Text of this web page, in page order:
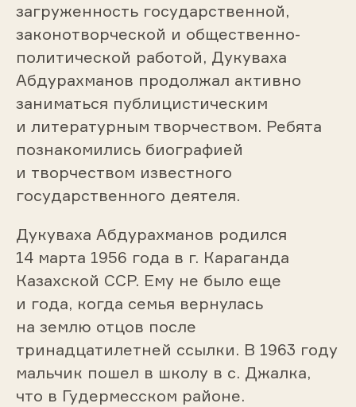
загруженность государственной,
законотворческой и общественно-
политической работой, Дукуваха
Абдурахманов продолжал активно
заниматься публицистическим
и литературным творчеством. Ребята
познакомились биографией
и творчеством известного
государственного деятеля.
Дукуваха Абдурахманов родился
14 марта 1956 года в г. Караганда
Казахской ССР. Ему не было еще
и года, когда семья вернулась
на землю отцов после
тринадцатилетней ссылки. В 1963 году
мальчик пошел в школу в с. Джалка,
что в Гудермесском районе.